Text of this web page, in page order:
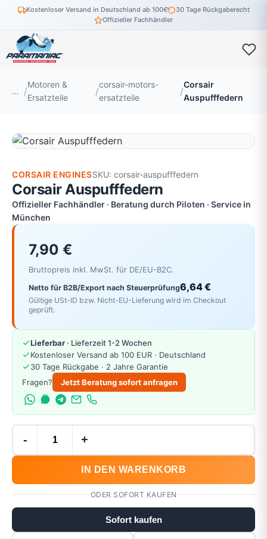
Kostenloser Versand in Deutschland ab 100€
30 Tage Rückgaberecht
Offizieller Fachhändler
…
Motoren &
Ersatzteile
corsair-motors-
ersatzteile
Corsair
Auspufffedern
CORSAIR ENGINESSKU: corsair-auspufffedern
Corsair Auspufffedern
Offizieller Fachhändler · Beratung durch Piloten · Service in
München
7,90 €
Bruttopreis inkl. MwSt. für DE/EU-B2C.
Netto für B2B/Export nach Steuerprüfung6,64 €
Gültige USt-ID bzw. Nicht-EU-Lieferung wird im Checkout
geprüft.
Lieferbar · Lieferzeit 1-2 Wochen
Kostenloser Versand ab 100 EUR · Deutschland
30 Tage Rückgabe · 2 Jahre Garantie
Fragen?
Jetzt Beratung sofort anfragen
- +
IN DEN WARENKORB
ODER SOFORT KAUFEN
Sofort kaufen